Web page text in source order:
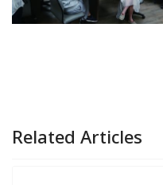
Related Articles